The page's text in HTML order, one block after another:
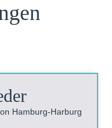
Hamburg-Harburg